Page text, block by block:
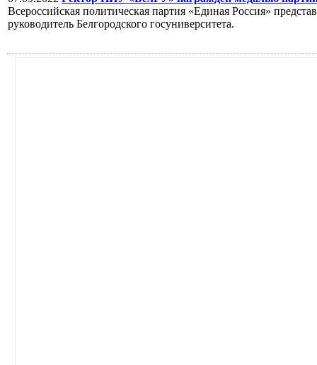
Всероссийская политическая партия «Единая Россия»
руководитель Белгородского госуниверситета.